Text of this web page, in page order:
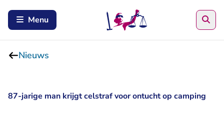
Menu
Nieuws
87-jarige man krijgt celstraf voor ontucht op camping